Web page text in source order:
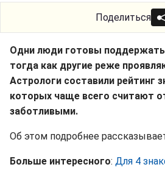
Поделиться
Одни люди готовы
тогда как другие реже
Астрологи составили рейтинг
которых чаще всего считают
заботливыми.
Об этом подробнее
Больше интересного: Для 4